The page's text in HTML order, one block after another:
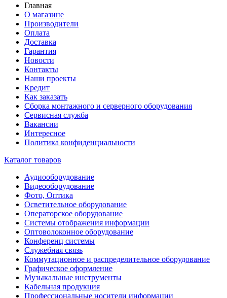
Главная
О магазине
Производители
Оплата
Доставка
Гарантия
Новости
Контакты
Наши проекты
Кредит
Как заказать
Сборка монтажного и серверного оборудования
Сервисная служба
Вакансии
Интересное
Политика конфиденциальности
Каталог товаров
Аудиооборудование
Видеооборудование
Фото, Оптика
Осветительное оборудование
Операторское оборудование
Системы отображения информации
Оптоволоконное оборудование
Конференц системы
Служебная связь
Коммутационное и распределительное оборудование
Графическое оформление
Музыкальные инструменты
Кабельная продукция
Профессиональные носители информации